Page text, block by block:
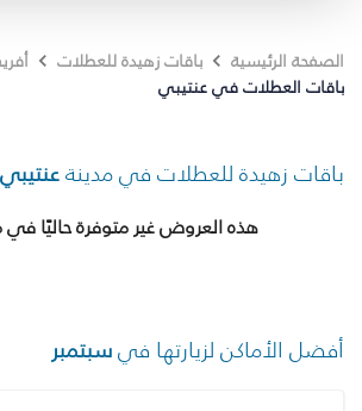
الصفحة الرئيسية باقات زهيدة للعطلات
باقات العطلات في عنتيبي
باقات زهيدة للعطلات في مدينةعنتيبي
هذه العروض غير متوفرة حاليًا
أفضل الأماكن لزيارتها فيسبتمبر